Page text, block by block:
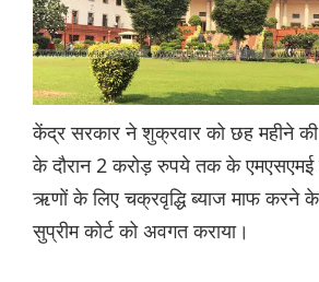
केंद्र सरकार ने शुक्रवार को छह महीने
के दौरान 2 करोड़ रुपये तक के
ऋणों के लिए चक्रवृद्धि ब्याज माफ
सुप्रीम कोर्ट को अवगत कराया।